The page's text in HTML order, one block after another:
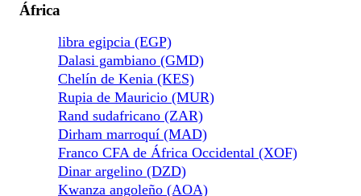
África
libra egipcia (EGP)
Dalasi gambiano (GMD)
Chelín de Kenia (KES)
Rupia de Mauricio (MUR)
Rand sudafricano (ZAR)
Dirham marroquí (MAD)
Franco CFA de África Occidental (XOF)
Dinar argelino (DZD)
Kwanza angoleño (AOA)